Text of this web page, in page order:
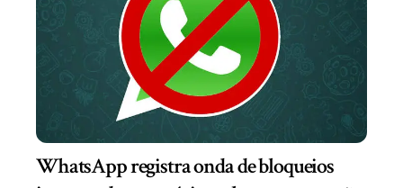
WhatsApp registra onda de bloqueios